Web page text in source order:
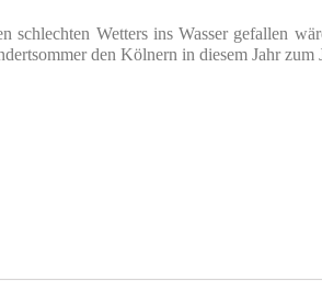
schlechten Wetters ins Wasser gefallen
den Kölnern in diesem Jahr zum